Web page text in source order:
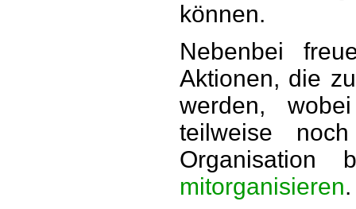
können.
Nebenbei
Aktionen, die
werden,
teilweise
Organisation
mitorganisieren.